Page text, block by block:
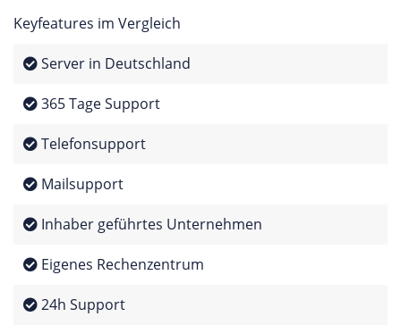
Keyfeatures im Vergleich
Server in Deutschland
365 Tage Support
Telefonsupport
Mailsupport
Inhaber geführtes Unternehmen
Eigenes Rechenzentrum
24h Support